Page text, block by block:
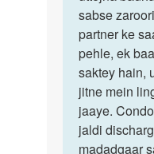
.age.
28
sabse
partner ke
pehle, ek
saktey hain,
jitne mein
jaaye.
jaldi
madadgaar